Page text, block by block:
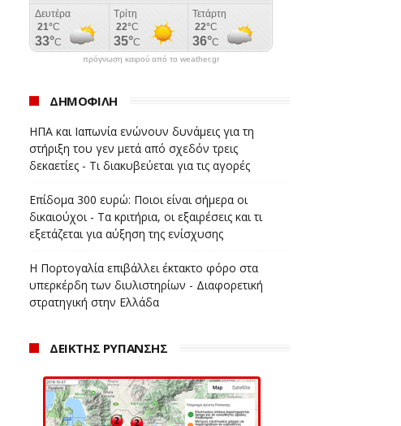
πρόγνωση καιρού από το weather.gr
ΔΗΜΟΦΙΛΗ
ΗΠΑ και Ιαπωνία ενώνουν δυνάμεις για τη
στήριξη του γεν μετά από σχεδόν τρεις
δεκαετίες - Τι διακυβεύεται για τις αγορές
Επίδομα 300 ευρώ: Ποιοι είναι σήμερα οι
δικαιούχοι - Τα κριτήρια, οι εξαιρέσεις και τι
εξετάζεται για αύξηση της ενίσχυσης
Η Πορτογαλία επιβάλλει έκτακτο φόρο στα
υπερκέρδη των διυλιστηρίων - Διαφορετική
στρατηγική στην Ελλάδα
ΔΕΙΚΤΗΣ ΡΥΠΑΝΣΗΣ